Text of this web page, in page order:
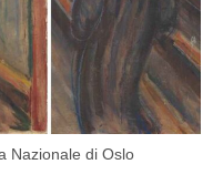
Nazionale di Oslo